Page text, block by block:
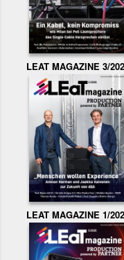
LEAT MAGAZINE 3/
LEAT MAGAZINE 1/